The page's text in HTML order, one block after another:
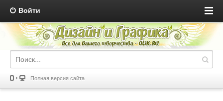
Войти
Полная версия сайта